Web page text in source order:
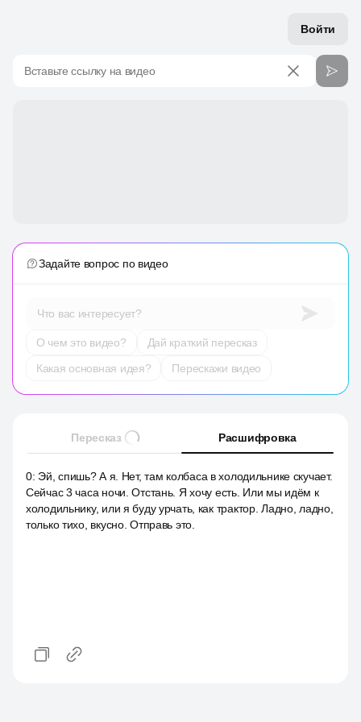
Войти
Вставьте ссылку на видео
Задайте вопрос по видео
Что вас интересует?
О чем это видео?
Дай краткий пересказ
Какая основная идея?
Перескажи видео
Пересказ Расшифровка
0: Эй, спишь? А я. Нет, там колбаса в холодильнике скучает.
Сейчас 3 часа ночи. Отстань. Я хочу есть. Или мы идём к
холодильнику, или я буду урчать, как трактор. Ладно, ладно,
только тихо, вкусно. Отправь это.